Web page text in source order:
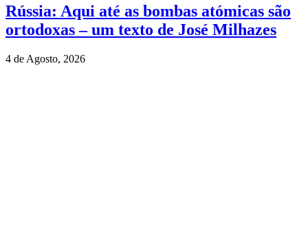
Rússia: Aqui até as bombas atómicas são
ortodoxas – um texto de José Milhazes
4 de Agosto, 2026